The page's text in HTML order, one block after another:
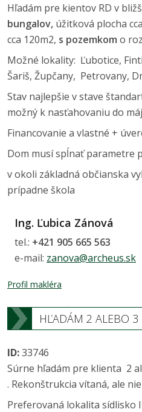
Hľadám pre kientov RD v
bungalov, úžitková plocha cca
cca 120m2, s pozemkom o
Možné lokality: Ľubotice,
Šariš, Župčany, Petrovany,
Stav najlepšie v stave
možný k nasťahovaniu do
Financovanie a vlastné +
Dom musí spĺnať parametre
v okoli základná občianska
prípadne škola
Ing. Ľubica Zánová
tel.: +421 905 665 563
e-mail: zanova@archeus.sk
Profil makléra
HĽADÁM 2 ALEBO 3
ID:33746
Súrne hľadám pre klienta 2
. Rekonštrukcia vítaná, ale
Preferovaná lokalita sídlisko